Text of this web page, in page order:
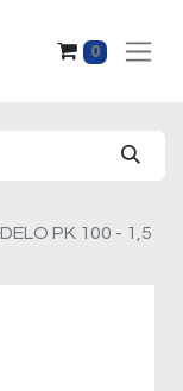
0
PK 100 - 1,5